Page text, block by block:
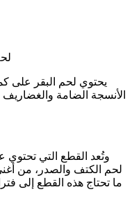
يحتوي لحم البقر على
الأنسجة الضامة
وتُعد القطع التي تحتوي
لحم الكتف والصدر، من أغنى
ما تحتاج هذه القطع إلى